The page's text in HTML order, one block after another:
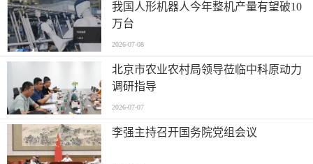
我国人形机器人今年整机产量有望破10
万台
2026-07-08
北京市农业农村局领导莅临中科原动力
调研指导
2026-07-07
李强主持召开国务院党组会议